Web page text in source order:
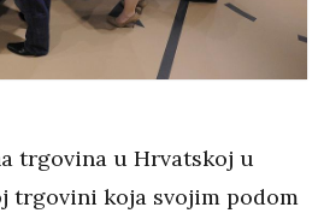
trgovina u Hrvatskoj u
trgovini koja svojim podom